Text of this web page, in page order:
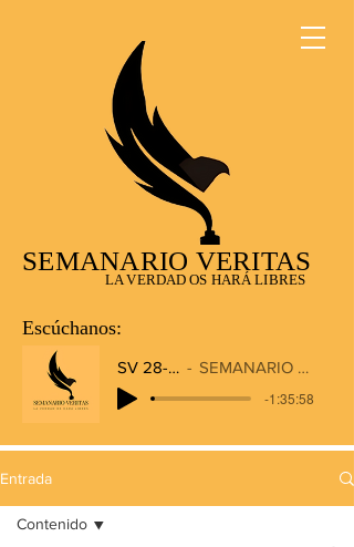
SEMANARIO VERITAS
LA VERDAD OS HARÁ LIBRES
Escúchanos:
SV 28-12-2025
SEMANARIO VERITAS RADIO
-1:35:58
Entrada
Contenido